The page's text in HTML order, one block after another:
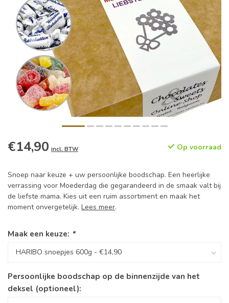
€14,90 incl. BTW Op voorraad
Snoep naar keuze + uw persoonlijke boodschap. Een heerlijke
verrassing voor Moederdag die gegarandeerd in de smaak valt bij
de liefste mama. Kies uit een ruim assortiment en maak het
moment onvergetelijk. Lees meer.
Maak een keuze: *
Persoonlijke boodschap op de binnenzijde van het
deksel (optioneel):